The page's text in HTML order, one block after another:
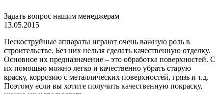
Задать вопрос нашим менеджерам
13.05.2015
Пескоструйные аппараты играют очень важную роль в
строительстве. Без них нельзя сделать качественную отделку.
Основное их предназначение – это обработка поверхностей. С
их помощью можно легко и качественно убрать старую
краску, коррозию с металлических поверхностей, грязь и т.д.
Поэтому если вы хотите получить качественную покраску,